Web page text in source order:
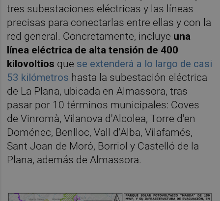
tres subestaciones eléctricas y las líneas
precisas para conectarlas entre ellas y con la
red general. Concretamente, incluye una
línea eléctrica de alta tensión de 400
kilovoltios que se extenderá a lo largo de casi
53 kilómetros hasta la subestación eléctrica
de La Plana, ubicada en Almassora, tras
pasar por 10 términos municipales: Coves
de Vinromà, Vilanova d'Alcolea, Torre d'en
Doménec, Benlloc, Vall d'Alba, Vilafamés,
Sant Joan de Moró, Borriol y Castelló de la
Plana, además de Almassora.